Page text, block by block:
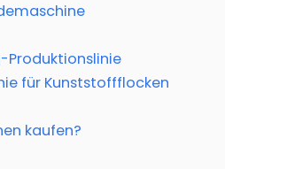
Produktionslinie
für Kunststoffflocken
kaufen?